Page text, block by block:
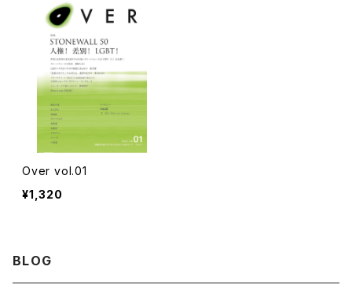
Over vol.01
¥1,320
BLOG